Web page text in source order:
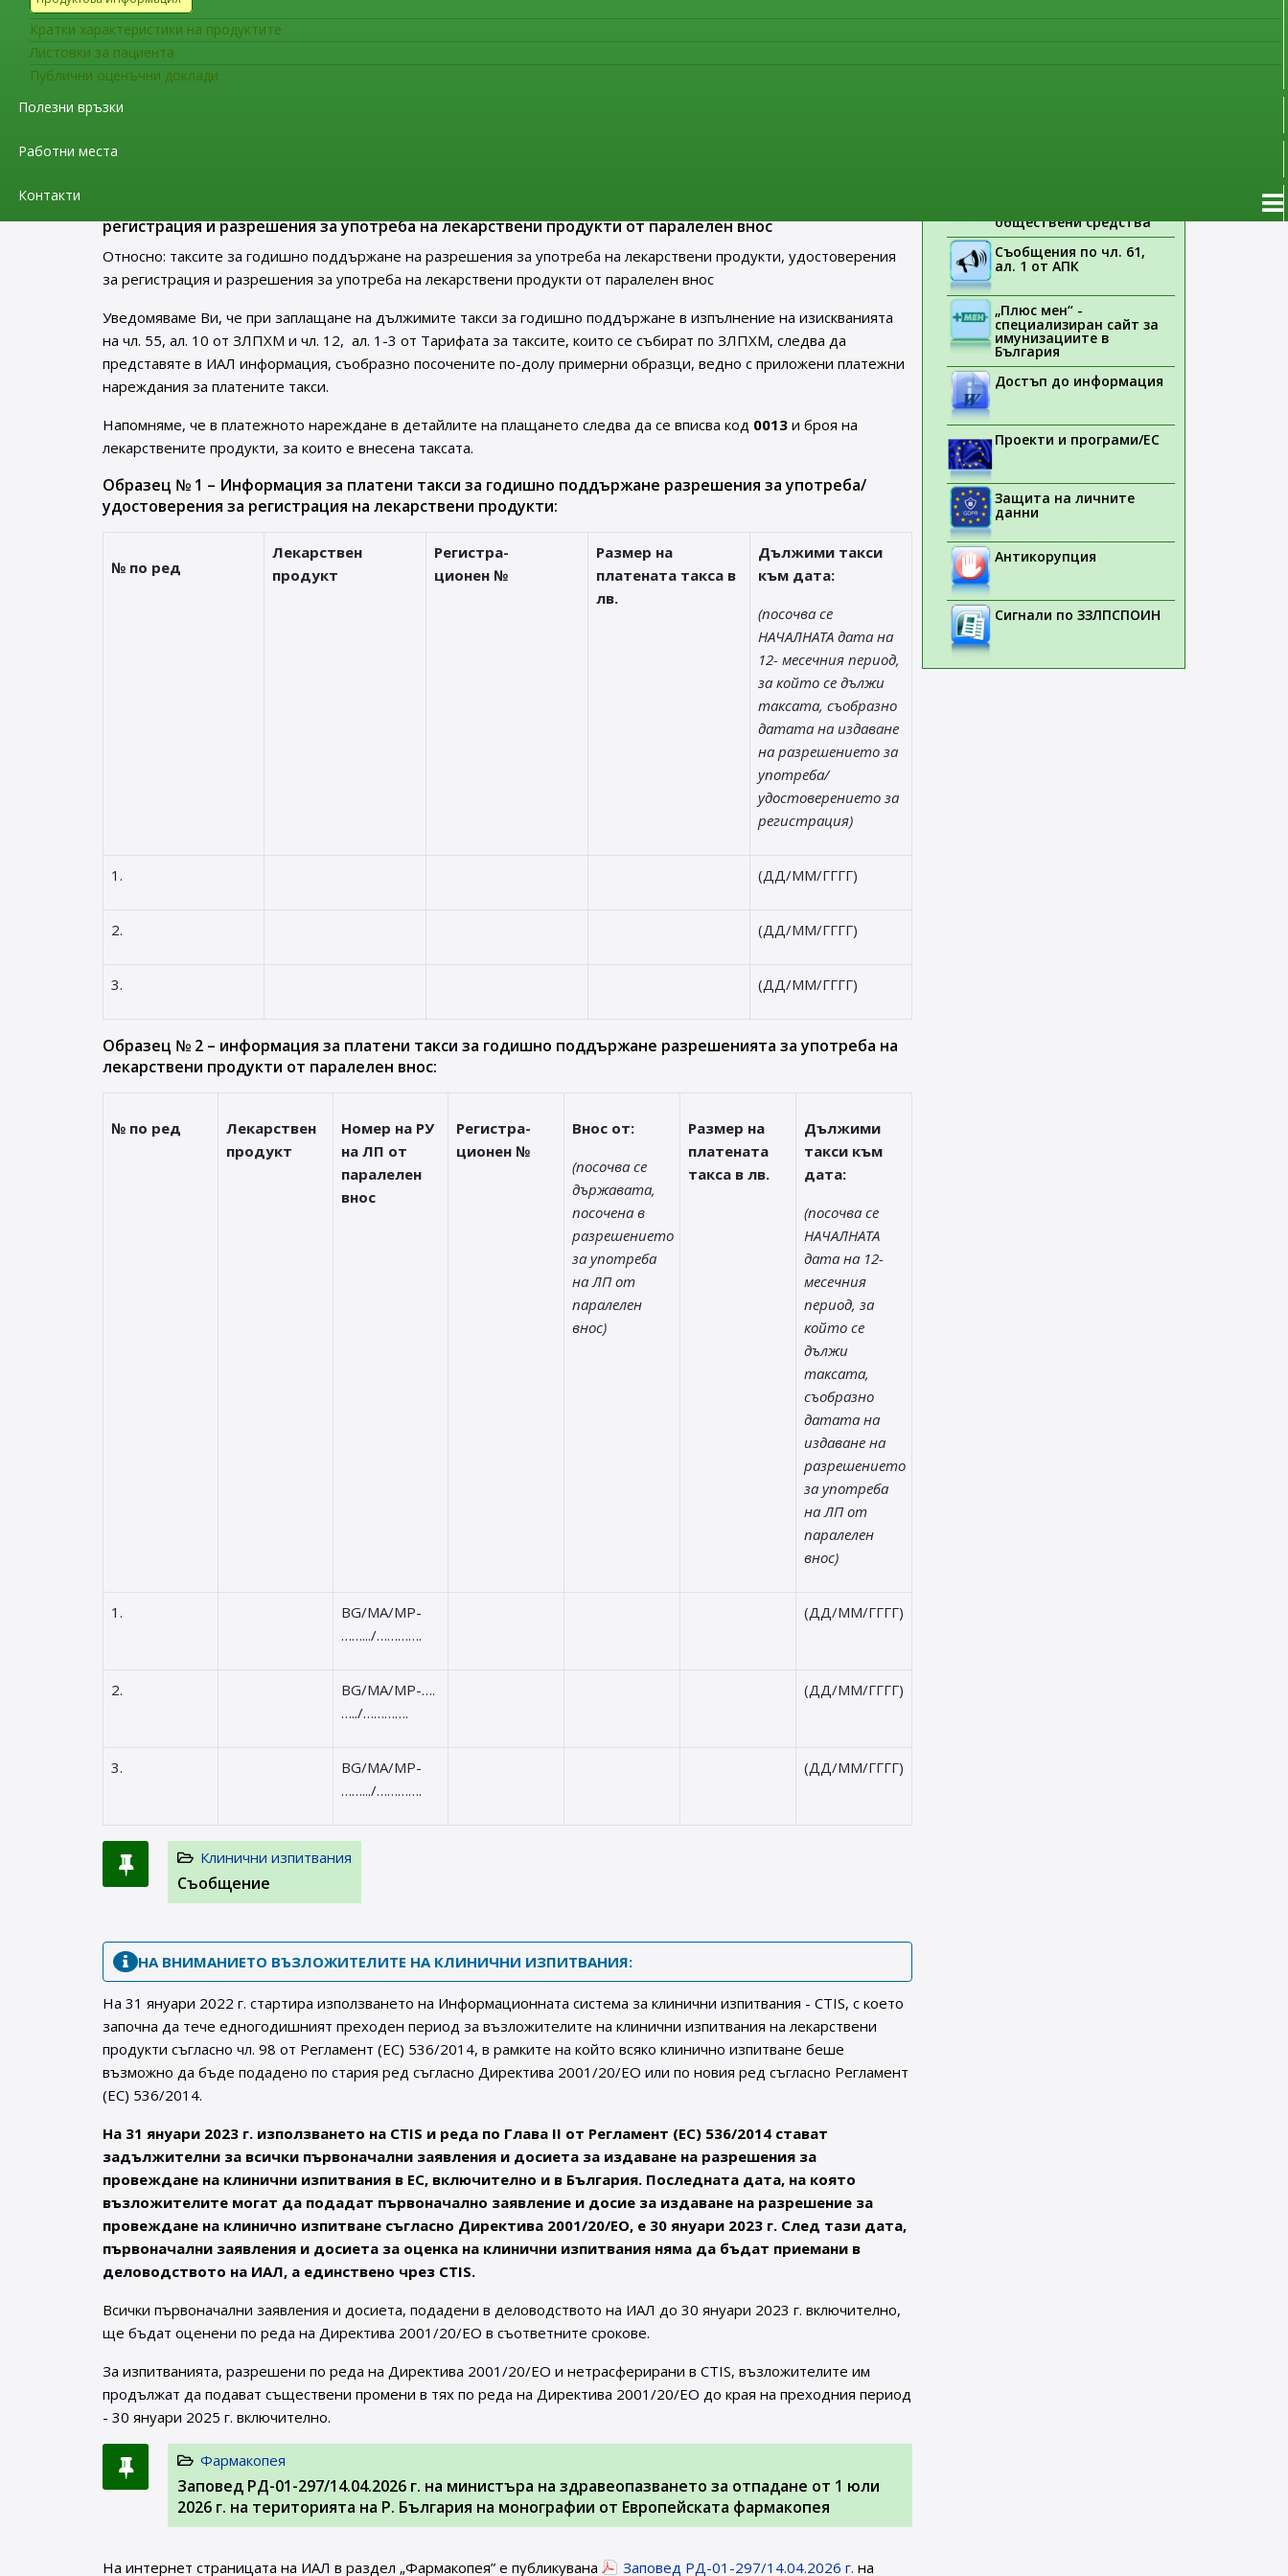
Кратки характеристики на продуктите
Листовки за пациента
Публични оценъчни доклади
Полезни връзки
Работни места
Контакти
Уведомяваме Ви, че считано от 21.08.2022 г. влиза в сила нов Анекс 21 „Внос на лекарствени продукти“ на
европейското ръководство за Добра производствена практика EU GMP Guide. Актуалният текст на документа е
публикуван на интернет страницата на Изпълнителна агенция по лекарствата в раздел
регистрация и разрешения за употреба на лекарствени продукти от паралелен внос
Относно: таксите за годишно поддържане на разрешения за употреба на лекарствени продукти, удостоверения
за регистрация и разрешения за употреба на лекарствени продукти от паралелен внос
Уведомяваме Ви, че при заплащане на дължимите такси за годишно поддържане в изпълнение на изискванията
на чл. 55, ал. 10 от ЗЛПХМ и чл. 12, ал. 1-3 от Тарифата за таксите, които се събират по ЗЛПХМ, следва да
представяте в ИАЛ информация, съобразно посочените по-долу примерни образци, ведно с приложени платежни
нареждания за платените такси.
Напомняме, че в платежното нареждане в детайлите на плащането следва да се вписва код 0013 и броя на
лекарствените продукти, за които е внесена таксата.
Образец № 1 – Информация за платени такси за годишно поддържане разрешения за употреба/
удостоверения за регистрация на лекарствени продукти:
№ по ред
Лекарствен
продукт
Регистра-
ционен №
Размер на
платената такса в
лв.
Дължими такси
към дата:
(посочва се
НАЧАЛНАТА дата на
12- месечния период,
за който се дължи
таксата, съобразно
датата на издаване
на разрешението за
употреба/
удостоверението за
регистрация)
1. (ДД/ММ/ГГГГ)
2. (ДД/ММ/ГГГГ)
3. (ДД/ММ/ГГГГ)
Образец № 2 – информация за платени такси за годишно поддържане разрешенията за употреба на
лекарствени продукти от паралелен внос:
№ по ред
Лекарствен
продукт
Номер на РУ
на ЛП от
паралелен
внос
Регистра-
ционен №
Внос от:
(посочва се
държавата,
посочена в
разрешението
за употреба
на ЛП от
паралелен
внос)
Размер на
платената
такса в лв.
Дължими
такси към
дата:
(посочва се
НАЧАЛНАТА
дата на 12-
месечния
период, за
който се
дължи
таксата,
съобразно
датата на
издаване на
разрешението
за употреба
на ЛП от
паралелен
внос)
1.
BG/MA/MP-
…….../………….
(ДД/ММ/ГГГГ)
2.
BG/MA/MP-….
…../………….
(ДД/ММ/ГГГГ)
3.
BG/MA/MP-
…….../………….
(ДД/ММ/ГГГГ)
Клинични изпитвания
Съобщение
НА ВНИМАНИЕТО ВЪЗЛОЖИТЕЛИТЕ НА КЛИНИЧНИ ИЗПИТВАНИЯ:
На 31 януари 2022 г. стартира използването на Информационната система за клинични изпитвания - CTIS, с което
започна да тече едногодишният преходен период за възложителите на клинични изпитвания на лекарствени
продукти съгласно чл. 98 от Регламент (ЕС) 536/2014, в рамките на който всяко клинично изпитване беше
възможно да бъде подадено по стария ред съгласно Директива 2001/20/ЕО или по новия ред съгласно Регламент
(ЕС) 536/2014.
На 31 януари 2023 г. използването на CTIS и реда по Глава II от Регламент (ЕС) 536/2014 стават
задължителни за всички първоначални заявления и досиета за издаване на разрешения за
провеждане на клинични изпитвания в ЕС, включително и в България. Последната дата, на която
възложителите могат да подадат първоначално заявление и досие за издаване на разрешение за
провеждане на клинично изпитване съгласно Директива 2001/20/ЕО, е 30 януари 2023 г. След тази дата,
първоначални заявления и досиета за оценка на клинични изпитвания няма да бъдат приемани в
деловодството на ИАЛ, а единствено чрез CTIS.
Всички първоначални заявления и досиета, подадени в деловодството на ИАЛ до 30 януари 2023 г. включително,
ще бъдат оценени по реда на Директива 2001/20/ЕО в съответните срокове.
За изпитванията, разрешени по реда на Директива 2001/20/ЕО и нетрасферирани в CTIS, възложителите им
продължат да подават съществени промени в тях по реда на Директива 2001/20/ЕО до края на преходния период
- 30 януари 2025 г. включително.
Фармакопея
Заповед РД-01-297/14.04.2026 г. на министъра на здравеопазването за отпадане от 1 юли
2026 г. на територията на Р. България на монографии от Европейската фармакопея
На интернет страницата на ИАЛ в раздел „Фармакопея” е публикувана Заповед РД-01-297/14.04.2026 г. на
обществени средства
Съобщения по чл. 61,
ал. 1 от АПК
„Плюс мен“ -
специализиран сайт за
имунизациите в
България
Достъп до информация
Проекти и програми/ЕС
Защита на личните
данни
Антикорупция
Сигнали по ЗЗЛПСПОИН